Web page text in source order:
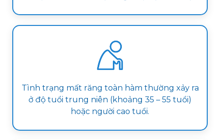
Tình trạng mất răng toàn hàm thường xảy ra
ở độ tuổi trung niên (khoảng 35 – 55 tuổi)
hoặc người cao tuổi.